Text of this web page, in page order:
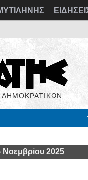
Νοεμβρίου 2025